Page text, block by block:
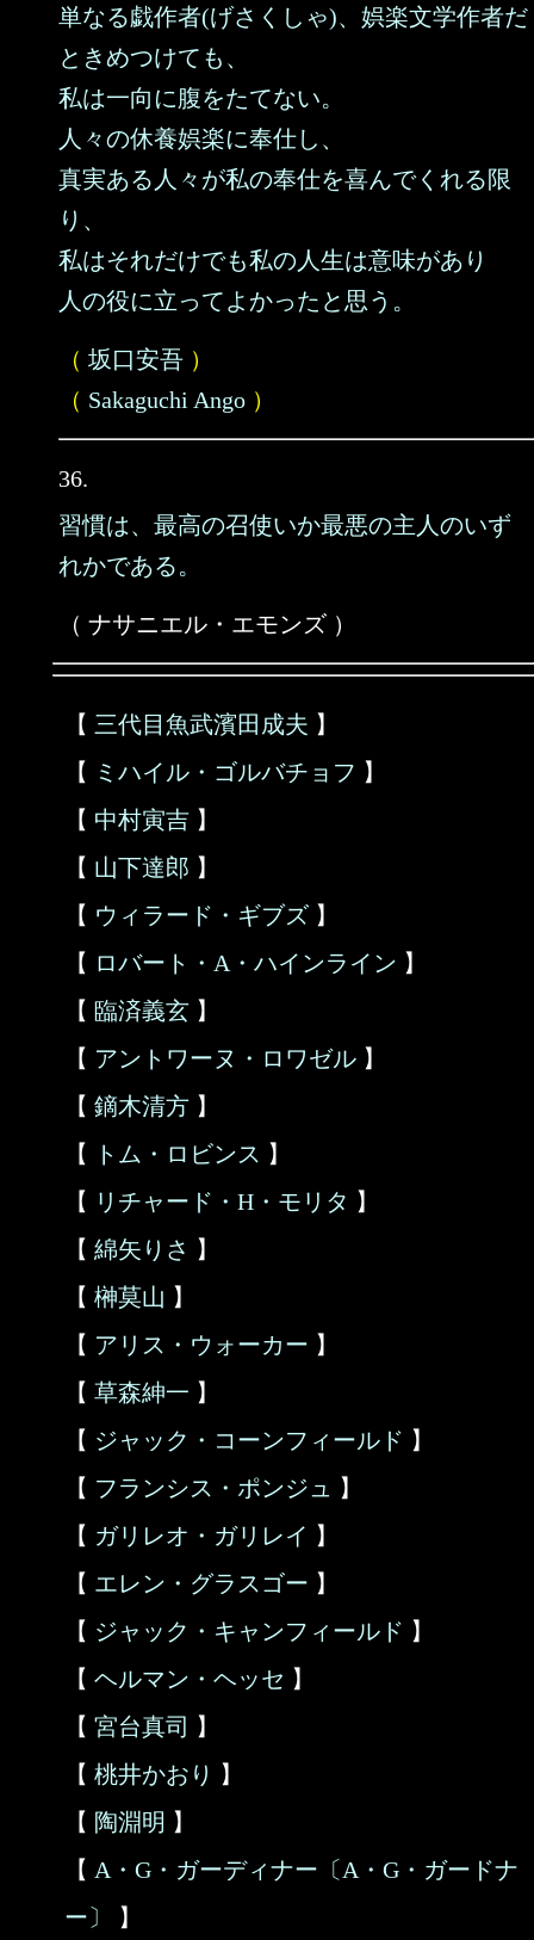
単なる戯作者(げさくしゃ)、娯楽文学作者だ
ときめつけても、
私は一向に腹をたてない。
人々の休養娯楽に奉仕し、
真実ある人々が私の奉仕を喜んでくれる限
り、
私はそれだけでも私の人生は意味があり
人の役に立ってよかったと思う。
（ 坂口安吾 ）
（ Sakaguchi Ango ）
36.
習慣は、最高の召使いか最悪の主人のいず
れかである。
（ ナサニエル・エモンズ ）
【 三代目魚武濱田成夫 】
【 ミハイル・ゴルバチョフ 】
【 中村寅吉 】
【 山下達郎 】
【 ウィラード・ギブズ 】
【 ロバート・A・ハインライン 】
【 臨済義玄 】
【 アントワーヌ・ロワゼル 】
【 鏑木清方 】
【
トム・ロビンス 】
【 リチャード・H・モリタ 】
【 綿矢りさ 】
【 榊莫山 】
【 アリス・ウォーカー 】
【 草森紳一 】
【 ジャック・コーンフィールド 】
【 フランシス・ポンジュ
】
【 ガリレオ・ガリレイ 】
【 エレン・グラスゴー 】
【 ジャック・キャンフィールド 】
【 ヘルマン・ヘッセ 】
【 宮台真司 】
【 桃井かおり 】
【 陶淵明 】
【 A・G・ガーディナー〔A・G・ガードナ
ー〕
】